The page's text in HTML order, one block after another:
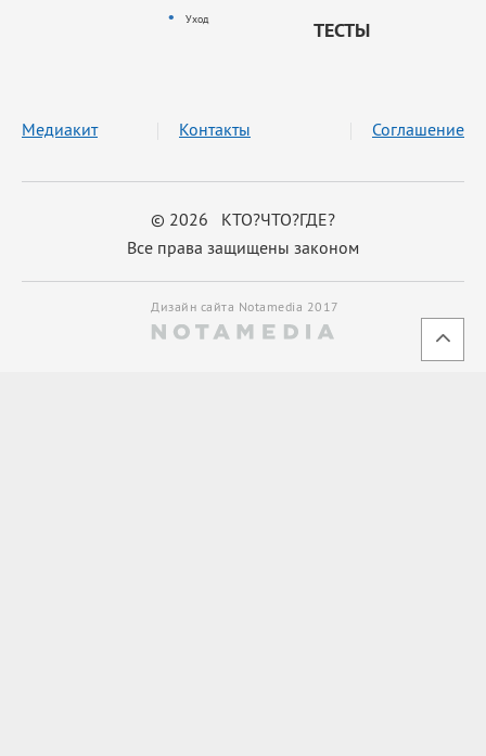
Уход
ТЕСТЫ
© 2026 КТО?ЧТО?ГДЕ?
Все права защищены законом
Медиакит Контакты Соглашение
Дизайн сайта Notamedia 2017